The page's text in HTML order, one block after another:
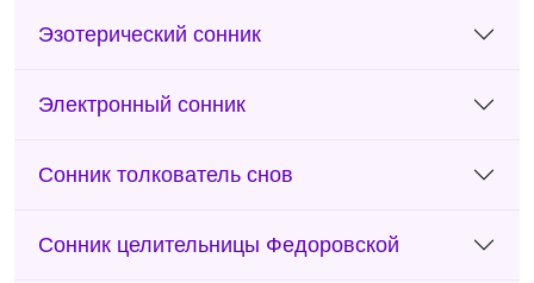
Эзотерический сонник
Электронный сонник
Сонник толкователь снов
Сонник целительницы Федоровской